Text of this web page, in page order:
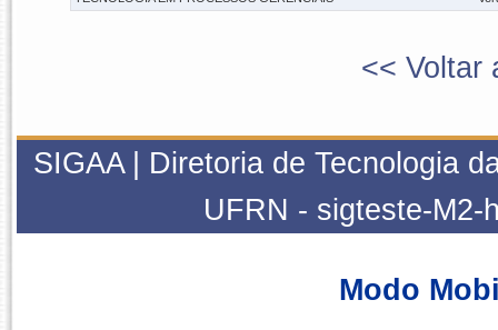
<< Voltar
SIGAA | Diretoria de Tecnologia
UFRN - sigteste-
Modo